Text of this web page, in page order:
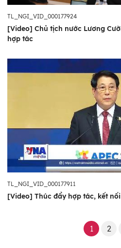
TL_NGI_VID_000177924
[Video] Chủ tịch nước Lương
hợp tác
TL_NGI_VID_000177911
[Video] Thúc đẩy hợp tác, kết
1 2